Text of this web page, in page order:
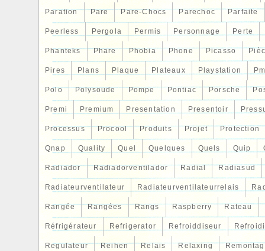
Paration Pare Pare-Chocs Parechoc Parfaite
Peerless Pergola Permis Personnage Perte
Phanteks Phare Phobia Phone Picasso
Pires Plans Plaque Plateaux Playstation
Polo Polysoude Pompe Pontiac Porsche
Premi Premium Presentation Presentoir
Processus Procool Produits Projet Protection
Qnap Quality Quel Quelques Quels Quip
Radiador Radiadorventilador Radial Radiasud
Radiateurventilateur Radiateurventilateurrelais
Rangée Rangées Rangs Raspberry Rateau
Réfrigérateur Refrigerator Refroiddiseur Refroidi
Regulateur Reihen Relais Relaxing